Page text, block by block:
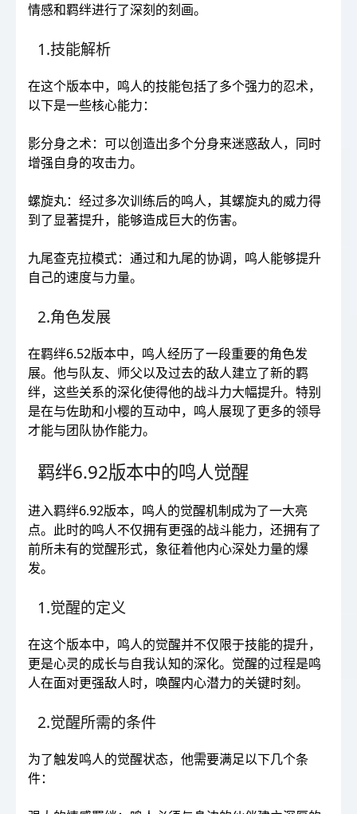
情感和羁绊进行了深刻的刻画。
1.技能解析
在这个版本中，鸣人的技能包括了多个强力的忍术，
以下是一些核心能力：
影分身之术：可以创造出多个分身来迷惑敌人，同时
增强自身的攻击力。
螺旋丸：经过多次训练后的鸣人，其螺旋丸的威力得
到了显著提升，能够造成巨大的伤害。
九尾查克拉模式：通过和九尾的协调，鸣人能够提升
自己的速度与力量。
2.角色发展
在羁绊6.52版本中，鸣人经历了一段重要的角色发
展。他与队友、师父以及过去的敌人建立了新的羁
绊，这些关系的深化使得他的战斗力大幅提升。特别
是在与佐助和小樱的互动中，鸣人展现了更多的领导
才能与团队协作能力。
羁绊6.92版本中的鸣人觉醒
进入羁绊6.92版本，鸣人的觉醒机制成为了一大亮
点。此时的鸣人不仅拥有更强的战斗能力，还拥有了
前所未有的觉醒形式，象征着他内心深处力量的爆
发。
1.觉醒的定义
在这个版本中，鸣人的觉醒并不仅限于技能的提升，
更是心灵的成长与自我认知的深化。觉醒的过程是鸣
人在面对更强敌人时，唤醒内心潜力的关键时刻。
2.觉醒所需的条件
为了触发鸣人的觉醒状态，他需要满足以下几个条
件：